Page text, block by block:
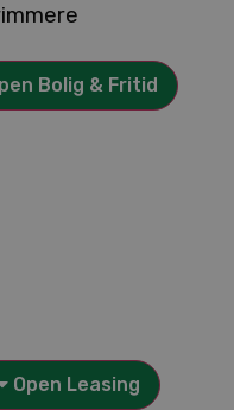
Bolig & Fritid
Open Leasing